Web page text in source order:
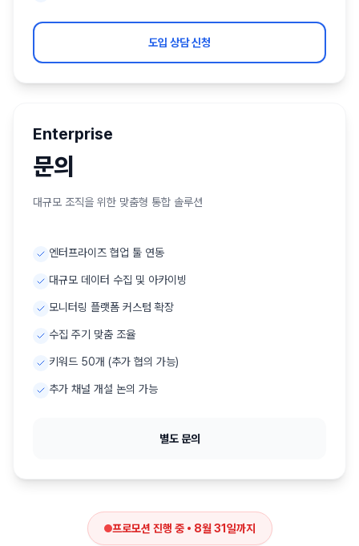
도입 상담 신청
Enterprise
문의
대규모 조직을 위한 맞춤형 통합 솔루션
엔터프라이즈 협업 툴 연동
대규모 데이터 수집 및 아카이빙
모니터링 플랫폼 커스텀 확장
수집 주기 맞춤 조율
키워드 50개 (추가 협의 가능)
추가 채널 개설 논의 가능
별도 문의
프로모션 진행 중 • 8월 31일까지